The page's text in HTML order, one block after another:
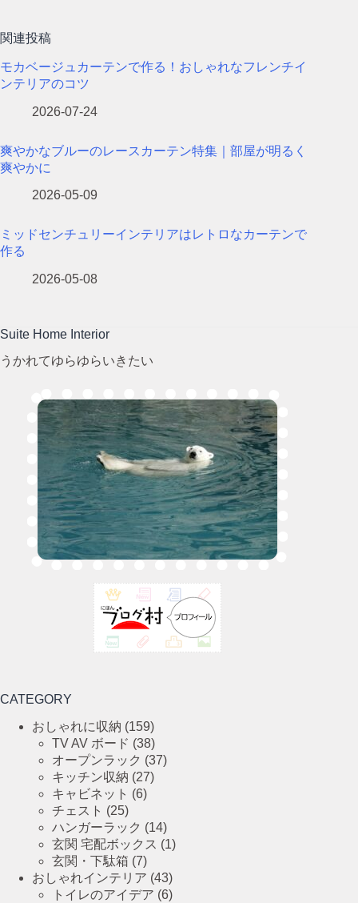
関連投稿
モカベージュカーテンで作る！おしゃれなフレンチイ
ンテリアのコツ
2026-07-24
爽やかなブルーのレースカーテン特集｜部屋が明るく
爽やかに
2026-05-09
ミッドセンチュリーインテリアはレトロなカーテンで
作る
2026-05-08
Suite Home Interior
うかれてゆらゆらいきたい
CATEGORY
おしゃれに収納 (159)
TV AV ボード (38)
オープンラック (37)
キッチン収納 (27)
キャビネット (6)
チェスト (25)
ハンガーラック (14)
玄関 宅配ボックス (1)
玄関・下駄箱 (7)
おしゃれインテリア (43)
トイレのアイデア (6)